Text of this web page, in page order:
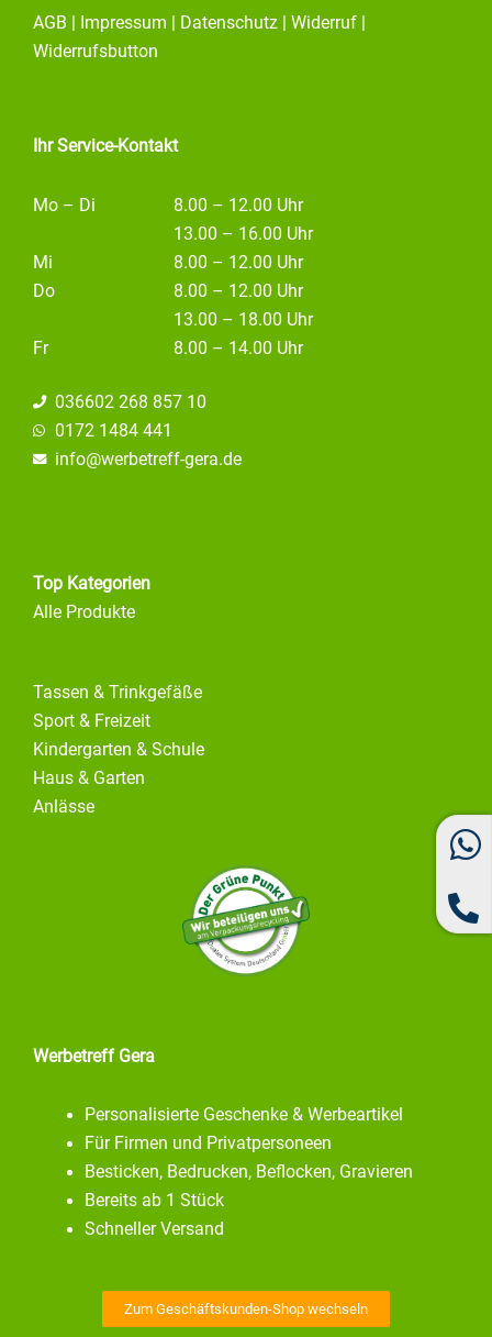
e
b
o
o
a
g
r
e
d
i
AGB Impressum Datenschutz Widerruf
Widerrufsbutton
Ihr Service-Kontakt
Mo – Di
8.00 – 12.00 Uhr
13.00 – 16.00 Uhr
Mi
8.00 – 12.00 Uhr
Do
8.00 – 12.00 Uhr
13.00 – 18.00 Uhr
Fr
8.00 – 14.00 Uhr
036602 268 857 10
0172 1484 441
info@werbetreff-gera.de
Top Kategorien
Alle Produkte
Tassen & Trinkgefäße
Sport & Freizeit
Kindergarten & Schule
Haus & Garten
Anlässe
Werbetreff Gera
Personalisierte Geschenke & Werbeartikel
Für Firmen und Privatpersoneen
Besticken, Bedrucken, Beflocken, Gravieren
Bereits ab 1 Stück
Schneller Versand
Zum Geschäftskunden-Shop wechseln